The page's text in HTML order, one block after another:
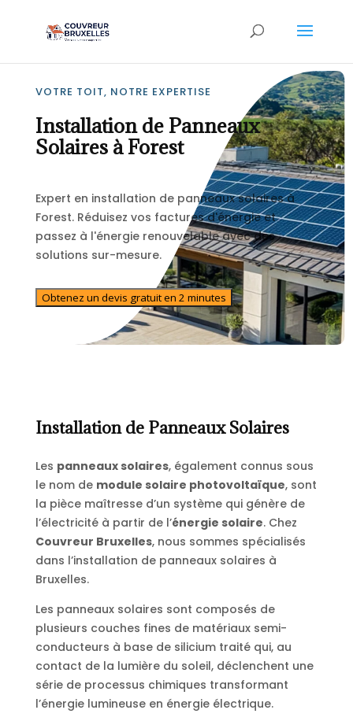
VOTRE TOIT, NOTRE EXPERTISE
Installation de Panneaux
Solaires à Forest
Expert en installation de panneaux solaires à
Forest. Réduisez vos factures d'énergie et
passez à l'énergie renouvelable avec des
solutions sur-mesure.
Obtenez un devis gratuit en 2 minutes
Installation de Panneaux Solaires
Les panneaux solaires, également connus sous
le nom de module solaire photovoltaïque, sont
la pièce maîtresse d’un système qui génère de
l’électricité à partir de l’énergie solaire. Chez
Couvreur Bruxelles, nous sommes spécialisés
dans l’installation de panneaux solaires à
Bruxelles.
Les panneaux solaires sont composés de
plusieurs couches fines de matériaux semi-
conducteurs à base de silicium traité qui, au
contact de la lumière du soleil, déclenchent une
série de processus chimiques transformant
l’énergie lumineuse en énergie électrique.